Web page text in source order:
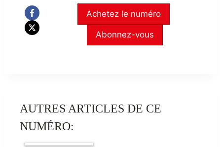
Achetez le numéro
Abonnez-vous
AUTRES ARTICLES DE CE
NUMÉRO: